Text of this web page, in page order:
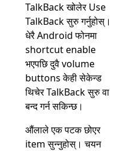
TalkBack खोलेर Use
TalkBack सुरु गर्नुहोस्।
धेरै Android फोनमा
shortcut enable
भएपछि दुवै volume
buttons केही सेकेन्ड
थिचेर TalkBack सुरु वा
बन्द गर्न सकिन्छ।
औंलाले एक पटक छोएर
item सुन्नुहोस्। चयन